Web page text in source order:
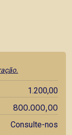
1.200,00
800.000,00
Consulte-nos